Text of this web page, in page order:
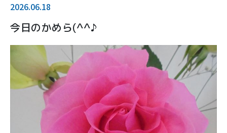
2026.06.18
今日のかめら(^^♪